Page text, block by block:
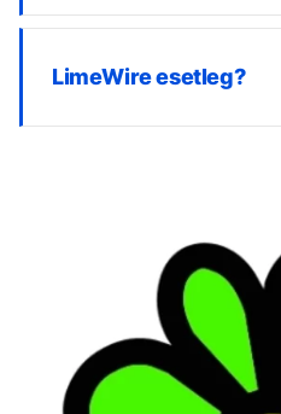
LimeWire esetleg?